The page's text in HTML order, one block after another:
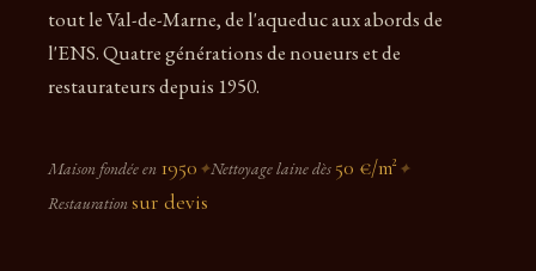
tout le Val-de-Marne, de l'aqueduc aux abords de
l'ENS. Quatre générations de noueurs et de
restaurateurs depuis 1950.
Maison fondée en 1950 ✦Nettoyage laine dès 50 €/m² ✦
Restaurationsur devis